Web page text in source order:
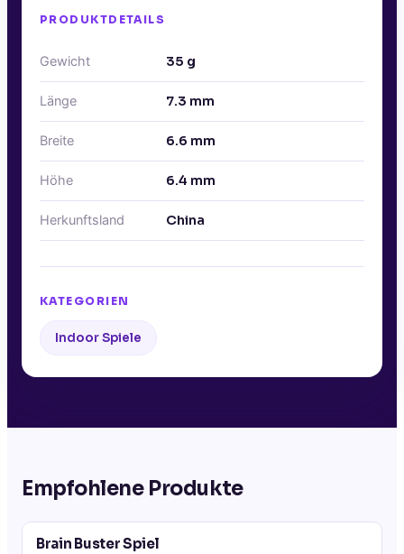
PRODUKTDETAILS
Gewicht 35 g
Länge 7.3 mm
Breite 6.6 mm
Höhe 6.4 mm
Herkunftsland China
KATEGORIEN
Indoor Spiele
Empfohlene Produkte
Brain Buster Spiel